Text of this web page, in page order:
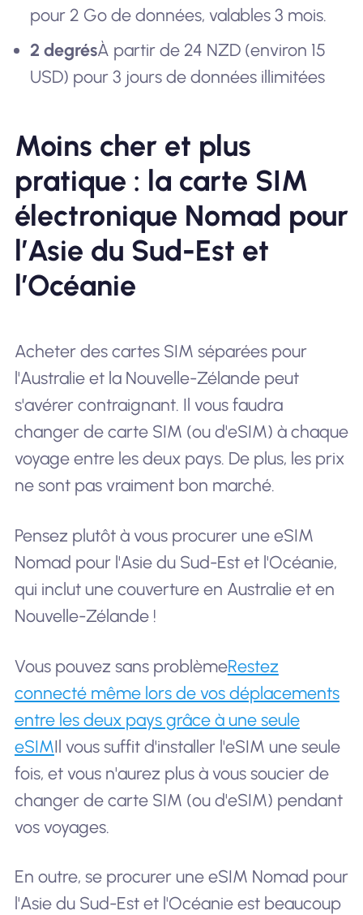
pour 2 Go de données, valables 3 mois.
2 degrésÀ partir de 24 NZD (environ 15
USD) pour 3 jours de données illimitées
Moins cher et plus
pratique : la carte SIM
électronique Nomad pour
l’Asie du Sud-Est et
l’Océanie
Acheter des cartes SIM séparées pour
l'Australie et la Nouvelle-Zélande peut
s'avérer contraignant. Il vous faudra
changer de carte SIM (ou d'eSIM) à chaque
voyage entre les deux pays. De plus, les prix
ne sont pas vraiment bon marché.
Pensez plutôt à vous procurer une eSIM
Nomad pour l'Asie du Sud-Est et l'Océanie,
qui inclut une couverture en Australie et en
Nouvelle-Zélande !
Vous pouvez sans problèmeRestez
connecté même lors de vos déplacements
entre les deux pays grâce à une seule
eSIMIl vous suffit d'installer l'eSIM une seule
fois, et vous n'aurez plus à vous soucier de
changer de carte SIM (ou d'eSIM) pendant
vos voyages.
En outre, se procurer une eSIM Nomad pour
l'Asie du Sud-Est et l'Océanie est beaucoup